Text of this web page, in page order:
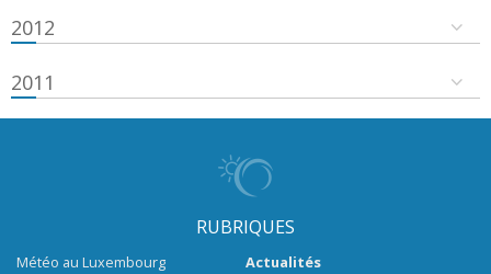
2012
2011
RUBRIQUES
Météo au Luxembourg
Actualités